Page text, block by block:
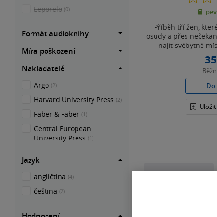
Příběh tří žen,
osudy a přes
najít svébytné
Do
Leporelo (0)
Formát audioknihy
Míra poškození
Nakladatelé
Argo (2)
Harvard University Press (2)
Faber & Faber (1)
Central European
University Press (1)
Jazyk
angličtina (4)
čeština (2)